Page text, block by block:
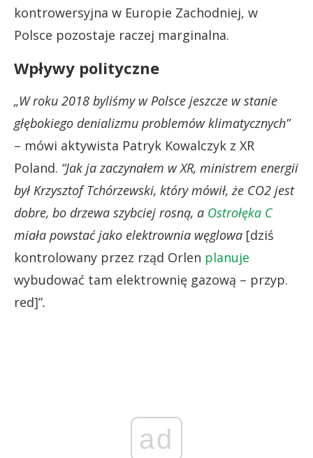
kontrowersyjna w Europie Zachodniej, w
Polsce pozostaje raczej marginalna.
Wpływy polityczne
„W roku 2018 byliśmy w Polsce jeszcze w stanie
głębokiego denializmu problemów klimatycznych”
– mówi aktywista Patryk Kowalczyk z XR
Poland. “Jak ja zaczynałem w XR, ministrem energii
był Krzysztof Tchórzewski, który mówił, że CO2 jest
dobre, bo drzewa szybciej rosną, a Ostrołęka C
miała powstać jako elektrownia węglowa [dziś
kontrolowany przez rząd Orlen planuje
wybudować tam elektrownię gazową – przyp.
red]”.
ad